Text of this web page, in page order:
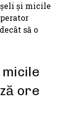
și micile
să o
ore